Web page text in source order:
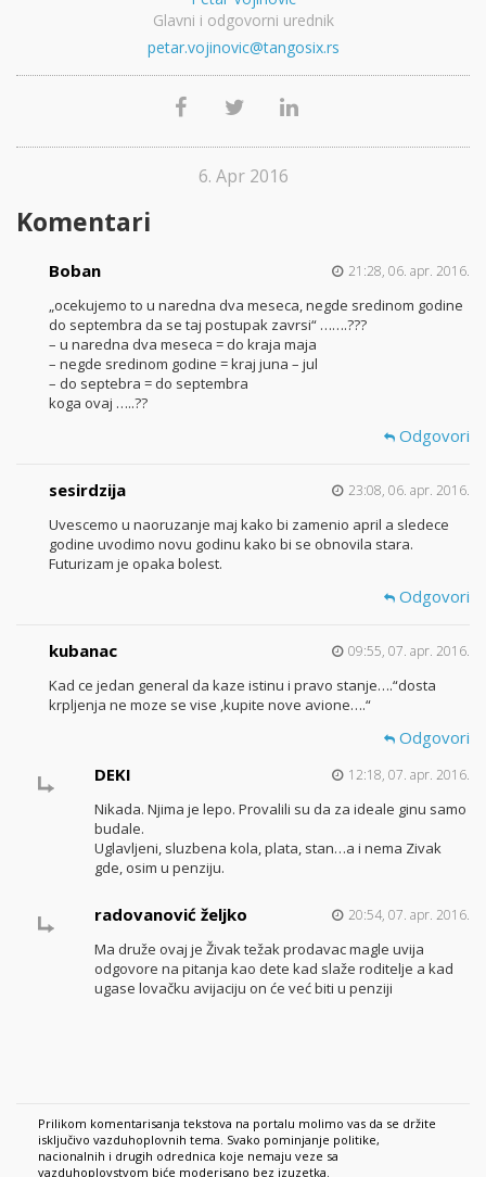
Glavni i odgovorni urednik
petar.vojinovic@tangosix.rs
6. Apr 2016
Komentari
Boban 21:28, 06. apr. 2016.
„ocekujemo to u naredna dva meseca, negde sredinom godine
do septembra da se taj postupak zavrsi“ …….???
– u naredna dva meseca = do kraja maja
– negde sredinom godine = kraj juna – jul
– do septebra = do septembra
koga ovaj …..??
Odgovori
sesirdzija 23:08, 06. apr. 2016.
Uvescemo u naoruzanje maj kako bi zamenio april a sledece
godine uvodimo novu godinu kako bi se obnovila stara.
Futurizam je opaka bolest.
Odgovori
kubanac 09:55, 07. apr. 2016.
Kad ce jedan general da kaze istinu i pravo stanje….“dosta
krpljenja ne moze se vise ,kupite nove avione….“
Odgovori
DEKI
12:18, 07. apr. 2016.
Nikada. Njima je lepo. Provalili su da za ideale ginu samo
budale.
Uglavljeni, sluzbena kola, plata, stan…a i nema Zivak
gde, osim u penziju.
radovanović željko 20:54, 07. apr. 2016.
Ma druže ovaj je Živak težak prodavac magle uvija
odgovore na pitanja kao dete kad slaže roditelje a kad
ugase lovačku avijaciju on će već biti u penziji
Prilikom komentarisanja tekstova na portalu molimo vas da se držite
isključivo vazduhoplovnih tema. Svako pominjanje politike,
nacionalnih i drugih odrednica koje nemaju veze sa
vazduhoplovstvom biće moderisano bez izuzetka.